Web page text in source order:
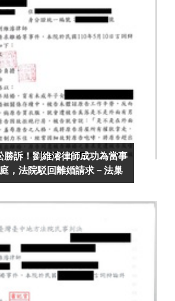
勝訴！劉維濬律師成功為當事
，法院駁回離婚請求－法巢